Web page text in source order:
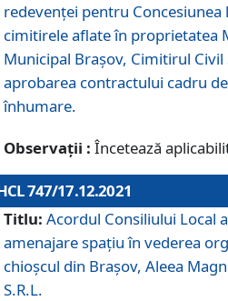
redevenţei pentru
cimitirele aflate în proprietatea
Municipal Braşov, Cimitirul Civil
aprobarea contractului cadru
înhumare.
Observații : Încetează
747/17.12.2021
Titlu: Acordul Consiliului Local
amenajare spațiu în vederea
chioșcul din Brașov, Aleea
S.R.L.